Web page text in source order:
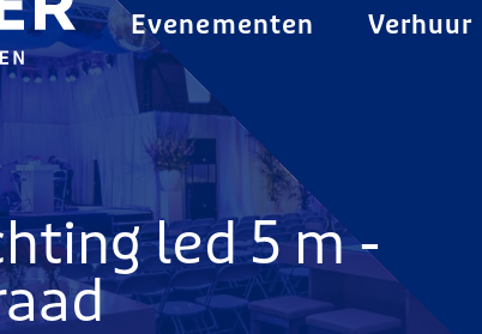
Evenementen Verhuur
led 5 m -